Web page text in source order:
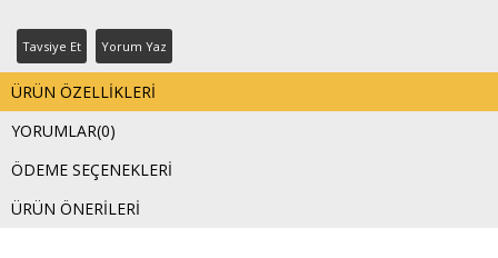
Tavsiye Et Yorum Yaz
ÜRÜN ÖZELLIKLERI
YORUMLAR(0)
ÖDEME SEÇENEKLERI
ÜRÜN ÖNERILERI